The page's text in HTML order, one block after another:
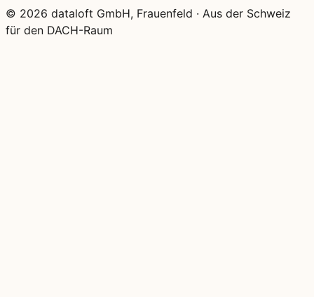
© 2026 dataloft GmbH, Frauenfeld · Aus der Schweiz
für den DACH-Raum